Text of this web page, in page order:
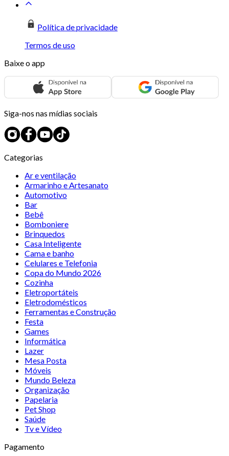
Política de privacidade
Termos de uso
Baixe o app
Siga-nos nas mídias sociais
Categorias
Ar e ventilação
Armarinho e Artesanato
Automotivo
Bar
Bebê
Bomboniere
Brinquedos
Casa Inteligente
Cama e banho
Celulares e Telefonia
Copa do Mundo 2026
Cozinha
Eletroportáteis
Eletrodomésticos
Ferramentas e Construção
Festa
Games
Informática
Lazer
Mesa Posta
Móveis
Mundo Beleza
Organização
Papelaria
Pet Shop
Saúde
Tv e Vídeo
Pagamento